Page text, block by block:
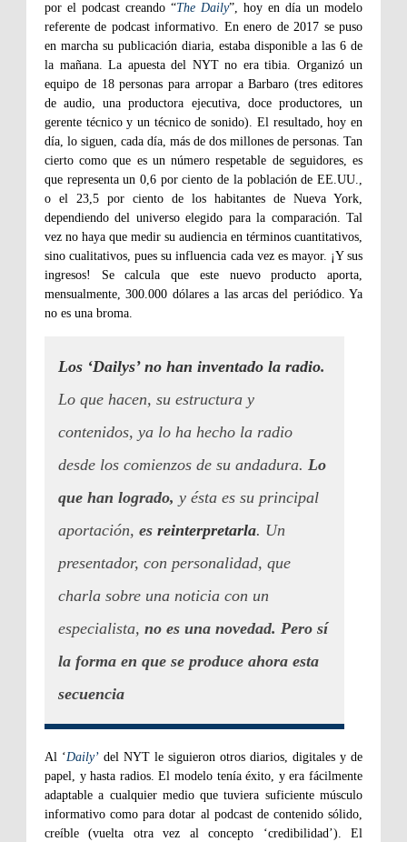
por el podcast creando “The Daily”, hoy en día un modelo
referente de podcast informativo. En enero de 2017 se puso
en marcha su publicación diaria, estaba disponible a las 6 de
la mañana. La apuesta del NYT no era tibia. Organizó un
equipo de 18 personas para arropar a Barbaro (tres editores
de audio, una productora ejecutiva, doce productores, un
gerente técnico y un técnico de sonido). El resultado, hoy en
día, lo siguen, cada día, más de dos millones de personas. Tan
cierto como que es un número respetable de seguidores, es
que representa un 0,6 por ciento de la población de EE.UU.,
o el 23,5 por ciento de los habitantes de Nueva York,
dependiendo del universo elegido para la comparación. Tal
vez no haya que medir su audiencia en términos cuantitativos,
sino cualitativos, pues su influencia cada vez es mayor. ¡Y sus
ingresos! Se calcula que este nuevo producto aporta,
mensualmente, 300.000 dólares a las arcas del periódico. Ya
no es una broma.
Los ‘Dailys’ no han inventado la radio.
Lo que hacen, su estructura y
contenidos, ya lo ha hecho la radio
desde los comienzos de su andadura. Lo
que han logrado, y ésta es su principal
aportación, es reinterpretarla. Un
presentador, con personalidad, que
charla sobre una noticia con un
especialista, no es una novedad. Pero sí
la forma en que se produce ahora esta
secuencia
Al ‘Daily’ del NYT le siguieron otros diarios, digitales y de
papel, y hasta radios. El modelo tenía éxito, y era fácilmente
adaptable a cualquier medio que tuviera suficiente músculo
informativo como para dotar al podcast de contenido sólido,
creíble (vuelta otra vez al concepto ‘credibilidad’). El